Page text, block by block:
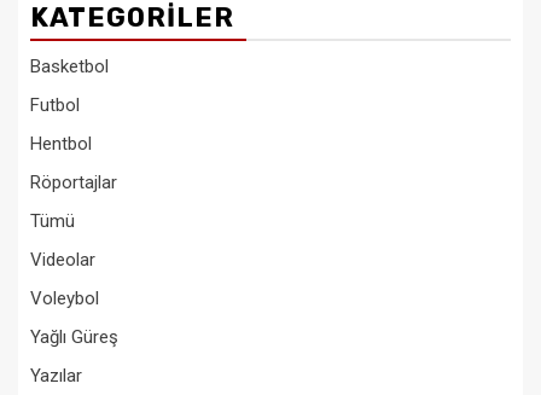
KATEGORILER
Basketbol
Futbol
Hentbol
Röportajlar
Tümü
Videolar
Voleybol
Yağlı Güreş
Yazılar